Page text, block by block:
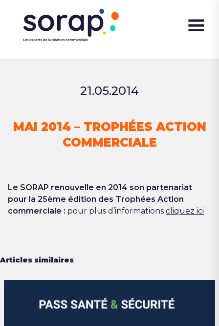
21.05.2014
MAI 2014 – TROPHÉES ACTION
COMMERCIALE
Le SORAP renouvelle en 2014 son partenariat
pour la 25ème édition des Trophées Action
commerciale : pour plus d’informations cliquez ici
Articles similaires